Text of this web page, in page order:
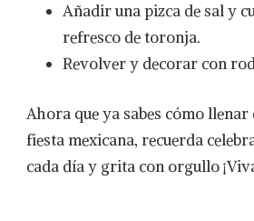
Añadir una pizca de sal y
refresco de toronja.
Revolver y decorar con
Ahora que ya sabes cómo llenar
fiesta mexicana, recuerda
cada día y grita con orgullo